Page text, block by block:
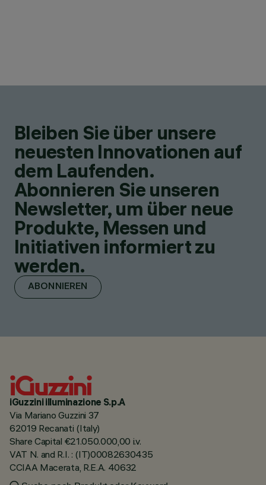
Bleiben Sie über unsere
neuesten Innovationen auf
dem Laufenden.
Abonnieren Sie unseren
Newsletter, um über neue
Produkte, Messen und
Initiativen informiert zu
werden.
ABONNIEREN
iGuzzini illuminazione S.p.A
Via Mariano Guzzini 37
62019 Recanati (Italy)
Share Capital €21.050.000,00 i.v.
VAT N. and R.I. : (IT)00082630435
CCIAA Macerata, R.E.A. 40632